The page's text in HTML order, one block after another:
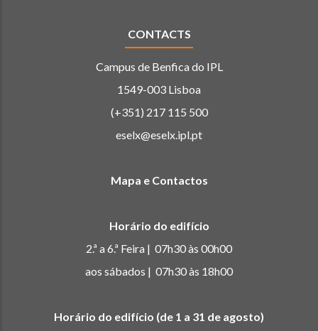
CONTACTS
Campus de Benfica do IPL
1549-003 Lisboa
(+351) 217 115 500
eselx@eselx.ipl.pt
Mapa e Contactos
Horário do edifício
2.ª a 6.ª Feira | 07h30 às 00h00
aos sábados | 07h30 às 18h00
Horário do edifício (de 1 a 31 de agosto)